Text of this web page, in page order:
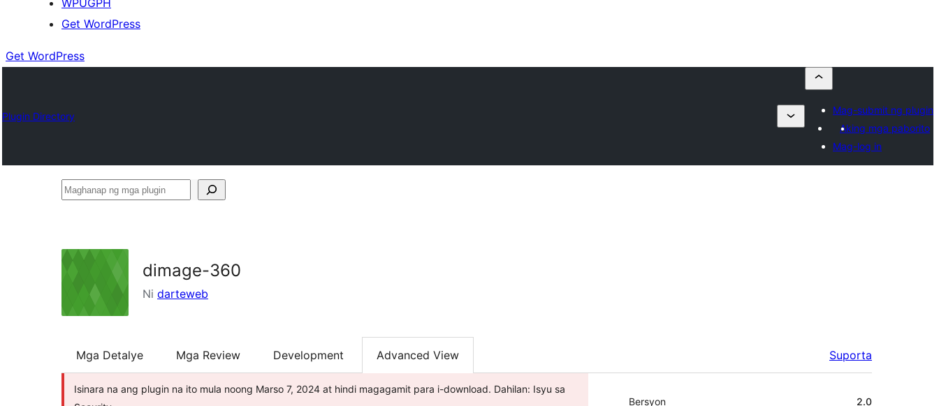
WPUGPH
Get WordPress
Get WordPress
Plugin Directory
Mag-submit ng plugin
Aking mga paborito
Mag-log in
Maghanap
plugin
dimage-360
Ni darteweb
Mga Detalye Mga Review Development Advanced View Suporta
Isinara na ang plugin na ito mula noong Marso 7, 2024 at hindi magagamit para i-download. Dahilan: Isyu sa
Meta
Bersyon 2.0